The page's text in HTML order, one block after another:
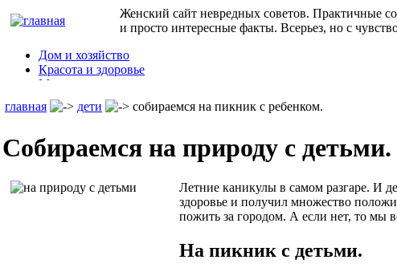
Женский сайт невредных советов. Практичные
и просто интересные факты. Всерьез, но с
Дом и хозяйство
Красота и здоровье
Мода и стиль
Дети
Семья
Юмор
Кулинарные рецепты
главная дети собираемся на пикник с ребенком.
Собираемся на природу с детьми.
Летние каникулы в самом разгаре. И
здоровье и получил множество
пожить за городом. А если нет, то мы
На пикник с детьми.